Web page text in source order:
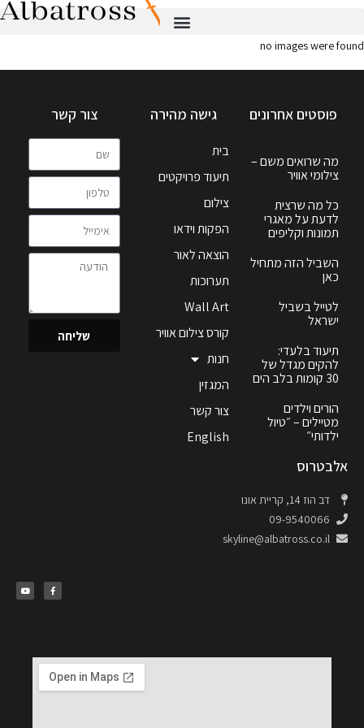
no images were found
פוסטים אחרונים
מה שרואים משם –
צילומי אוויר
כל מה שרצית
לדעת על מאגרי
תמונות וקליפים
השביל הזה מתחיל
כאן
לטייל בשביל
ישראל
תיעוד בלעדי:
להקים מגדל של
30 קומות בלב הים
הורים וילדים
מטיילים – ״טיול
ילדותי״
גישה מהירה
בית
תיעוד פרויקטים
צילום
הפקות וידאו
הוצאה לאור
תערוכות
Wall Art
קורס צילום אוויר
חנות
המגזין
צור קשר
English
צור קשר
שליחה
אלבטרוס
דב הוז 14, קריית אונו
09-9540066
skyline@albatross.co.il